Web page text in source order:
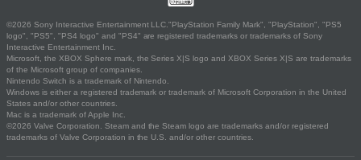
©2026 Sony Interactive Entertainment LLC."PlayStation Family Mark", "PlayStation", "PS5
logo", "PS5", "PS4 logo" and "PS4" are registered trademarks or trademarks of Sony
Interactive Entertainment Inc.
Microsoft, the XBOX Sphere mark, the Series X|S logo and XBOX Series X|S are trademarks
of the Microsoft group of companies.
Nintendo Switch is a trademark of Nintendo.
Windows is either a registered trademark or trademark of Microsoft Corporation in the United
States and/or other countries.
Mac is a trademark of Apple Inc.
©2026 Valve Corporation. Steam and the Steam logo are trademarks and/or registered
trademarks of Valve Corporation in the U.S. and/or other countries.